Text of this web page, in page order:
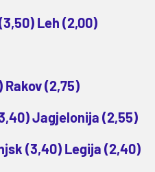
Leh (2,00)
Rakov (2,75)
Jagjelonija (2,55)
(3,40) Legija (2,40)